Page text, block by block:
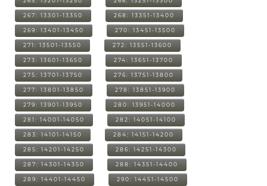
267: 13301-13350 268: 13351-13400
269: 13401-13450 270: 13451-13500
271: 13501-13550 272: 13551-13600
273: 13601-13650 274: 13651-13700
275: 13701-13750 276: 13751-13800
277: 13801-13850 278: 13851-13900
279: 13901-13950 280: 13951-14000
281: 14001-14050 282: 14051-14100
283: 14101-14150 284: 14151-14200
285: 14201-14250 286: 14251-14300
287: 14301-14350 288: 14351-14400
289: 14401-14450 290: 14451-14500